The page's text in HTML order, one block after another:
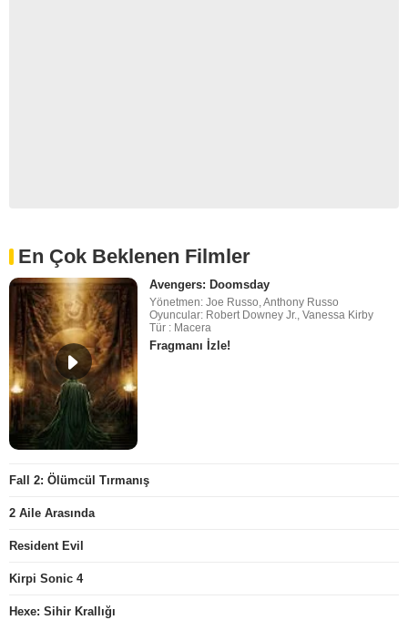
En Çok Beklenen Filmler
Avengers: Doomsday
Yönetmen: Joe Russo, Anthony Russo
Oyuncular: Robert Downey Jr., Vanessa Kirby
Tür : Macera
Fragmanı İzle!
Fall 2: Ölümcül Tırmanış
2 Aile Arasında
Resident Evil
Kirpi Sonic 4
Hexe: Sihir Krallığı